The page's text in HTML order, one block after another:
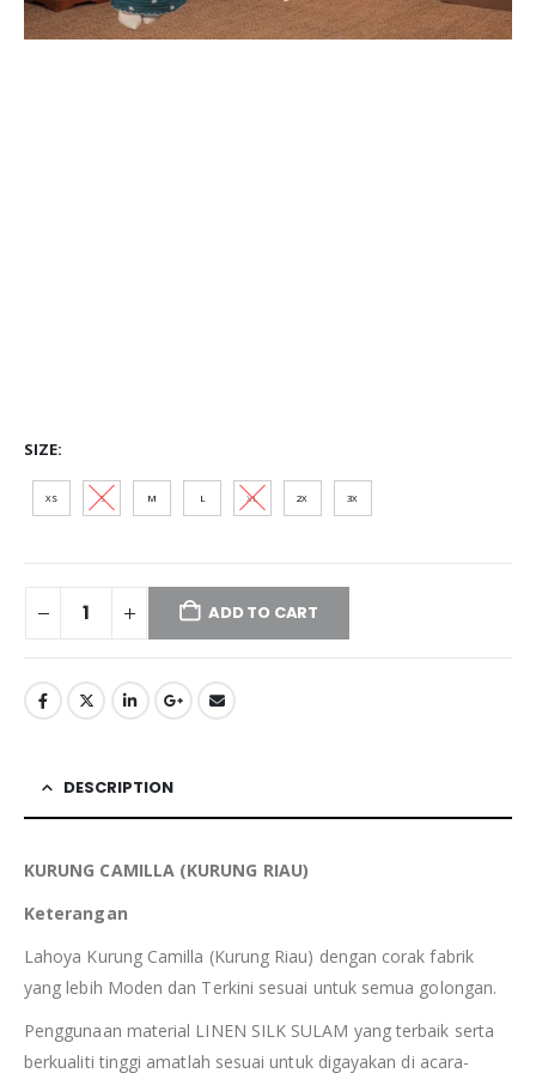
SIZE
XS S M L XL 2XL 3XL
ADD TO CART
DESCRIPTION
KURUNG CAMILLA (KURUNG RIAU)
Keterangan
Lahoya Kurung Camilla (Kurung Riau) dengan corak fabrik
yang lebih Moden dan Terkini sesuai untuk semua golongan.
Penggunaan material LINEN SILK SULAM yang terbaik serta
berkualiti tinggi amatlah sesuai untuk digayakan di acara-